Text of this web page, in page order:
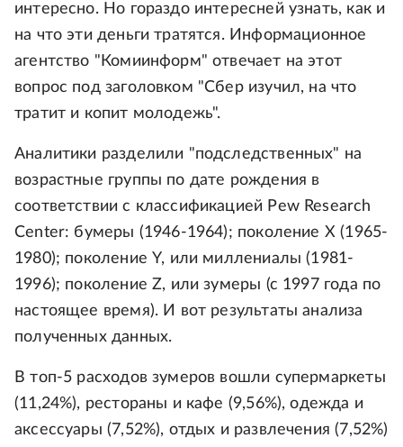
интересно. Но гораздо интересней узнать, как и
на что эти деньги тратятся. Информационное
агентство "Комиинформ" отвечает на этот
вопрос под заголовком "Сбер изучил, на что
тратит и копит молодежь".
Аналитики разделили "подследственных" на
возрастные группы по дате рождения в
соответствии с классификацией Pew Research
Center: бумеры (1946-1964); поколение Х (1965-
1980); поколение Y, или миллениалы (1981-
1996); поколение Z, или зумеры (с 1997 года по
настоящее время). И вот результаты анализа
полученных данных.
В топ-5 расходов зумеров вошли супермаркеты
(11,24%), рестораны и кафе (9,56%), одежда и
аксессуары (7,52%), отдых и развлечения (7,52%)